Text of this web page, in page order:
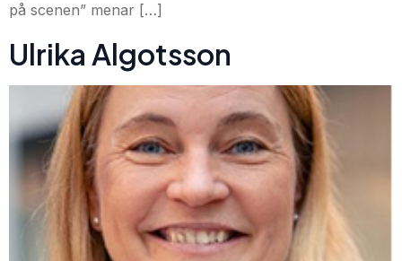
på scenen” menar […]
Ulrika Algotsson